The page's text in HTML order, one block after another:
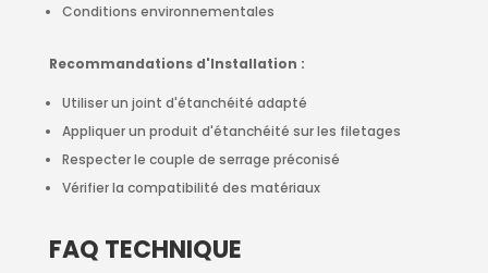
Conditions environnementales
Recommandations d'Installation :
Utiliser un joint d'étanchéité adapté
Appliquer un produit d'étanchéité sur les filetages
Respecter le couple de serrage préconisé
Vérifier la compatibilité des matériaux
FAQ TECHNIQUE